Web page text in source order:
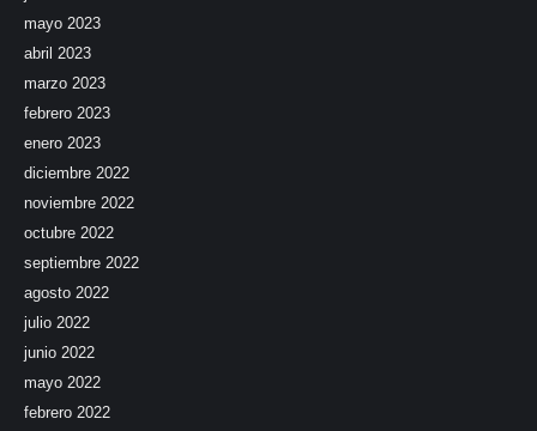
mayo 2023
abril 2023
marzo 2023
febrero 2023
enero 2023
diciembre 2022
noviembre 2022
octubre 2022
septiembre 2022
agosto 2022
julio 2022
junio 2022
mayo 2022
febrero 2022